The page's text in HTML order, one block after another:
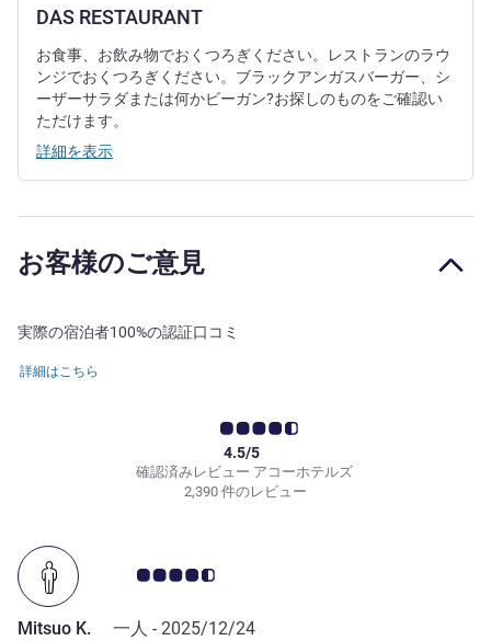
DAS RESTAURANT
お食事、お飲み物でおくつろぎください。レストランのラウ
ンジでおくつろぎください。ブラックアンガスバーガー、シ
ーザーサラダまたは何かビーガン?お探しのものをご確認い
ただけます。
詳細を表示
お客様のご意見
実際の宿泊者100%の認証口コミ
詳細はこちら
確認済みレビュー アコーホテルズ
4.5/5
2,390 件のレビュー
お客さまの声 4.5/5
Mitsuo K. 一人 - 2025/12/24